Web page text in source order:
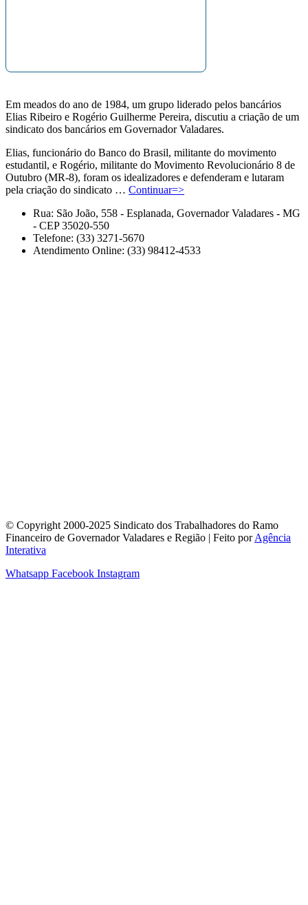
Em meados do ano de 1984, um grupo liderado pelos bancários
Elias Ribeiro e Rogério Guilherme Pereira, discutiu a criação de um
sindicato dos bancários em Governador Valadares.
Elias, funcionário do Banco do Brasil, militante do movimento
estudantil, e Rogério, militante do Movimento Revolucionário 8 de
Outubro (MR-8), foram os idealizadores e defenderam e lutaram
pela criação do sindicato … Continuar=>
Rua: São João, 558 - Esplanada, Governador Valadares - MG
- CEP 35020-550
Telefone: (33) 3271-5670
Atendimento Online: (33) 98412-4533
© Copyright 2000-2025 Sindicato dos Trabalhadores do Ramo
Financeiro de Governador Valadares e Região | Feito porAgência
Interativa
Whatsapp Facebook Instagram